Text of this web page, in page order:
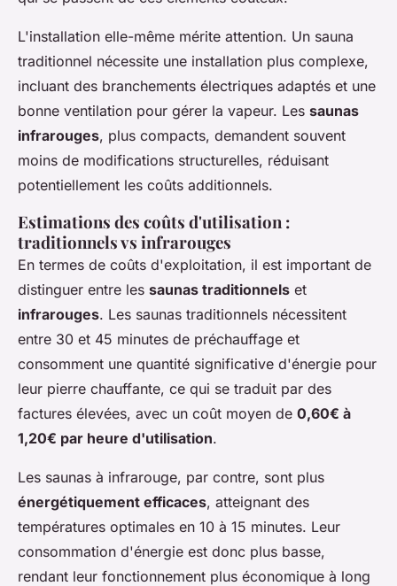
L'installation elle-même mérite attention. Un sauna
traditionnel nécessite une installation plus complexe,
incluant des branchements électriques adaptés et une
bonne ventilation pour gérer la vapeur. Les saunas
infrarouges, plus compacts, demandent souvent
moins de modifications structurelles, réduisant
potentiellement les coûts additionnels.
Estimations des coûts d'utilisation :
traditionnels vs infrarouges
En termes de coûts d'exploitation, il est important de
distinguer entre les saunas traditionnels et
infrarouges. Les saunas traditionnels nécessitent
entre 30 et 45 minutes de préchauffage et
consomment une quantité significative d'énergie pour
leur pierre chauffante, ce qui se traduit par des
factures élevées, avec un coût moyen de 0,60€ à
1,20€ par heure d'utilisation.
Les saunas à infrarouge, par contre, sont plus
énergétiquement efficaces, atteignant des
températures optimales en 10 à 15 minutes. Leur
consommation d'énergie est donc plus basse,
rendant leur fonctionnement plus économique à long